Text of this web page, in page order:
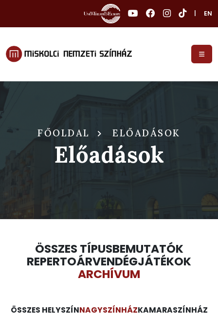
EN
FŐOLDAL ELŐADÁSOK
Előadások
ÖSSZES TÍPUSBEMUTATÓK
REPERTOÁRVENDÉGJÁTÉKOK
ARCHÍVUM
ÖSSZES HELYSZÍNNAGYSZÍNHÁZKAMARASZÍNHÁZ